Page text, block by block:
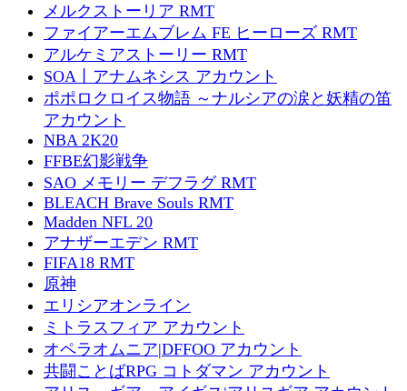
メルクストーリア RMT
ファイアーエムブレム FE ヒーローズ RMT
アルケミアストーリー RMT
SOA丨アナムネシス アカウント
ポポロクロイス物語 ～ナルシアの涙と妖精の笛
アカウント
NBA 2K20
FFBE幻影戦争
SAO メモリー デフラグ RMT
BLEACH Brave Souls RMT
Madden NFL 20
アナザーエデン RMT
FIFA18 RMT
原神
エリシアオンライン
ミトラスフィア アカウント
オペラオムニア|DFFOO アカウント
共闘ことばRPG コトダマン アカウント